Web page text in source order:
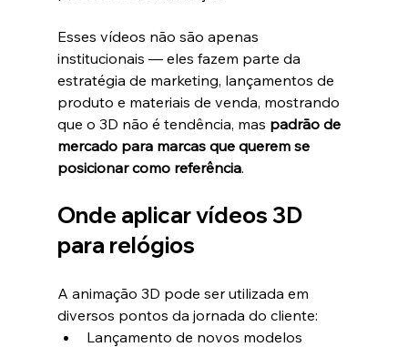
Esses vídeos não são apenas
institucionais — eles fazem parte da
estratégia de marketing, lançamentos de
produto e materiais de venda, mostrando
que o 3D não é tendência, mas padrão de
mercado para marcas que querem se
posicionar como referência.
Onde aplicar vídeos 3D
para relógios
A animação 3D pode ser utilizada em
diversos pontos da jornada do cliente:
Lançamento de novos modelos